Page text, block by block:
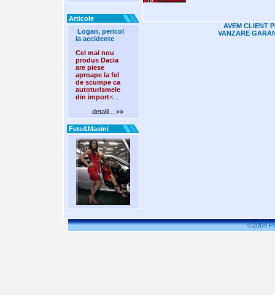
Articole
Logan, pericol
la accidente
Cel mai nou
produs Dacia
are piese
aproape la fel
de scumpe ca
autoturismele
din import<...
detalii ...»»
Fete&Masini
AVEM CLIENT
VANZARE
©2004